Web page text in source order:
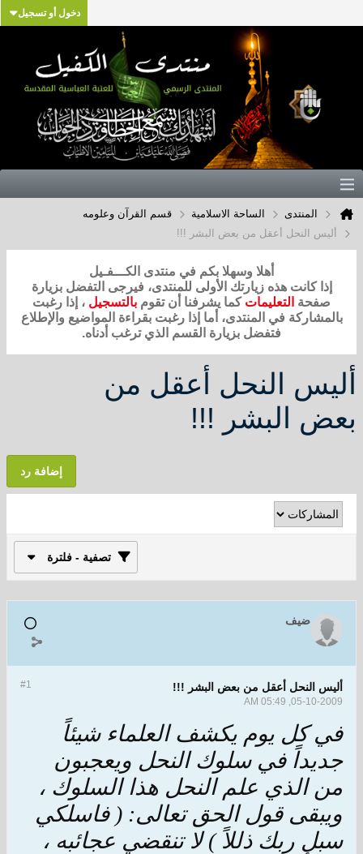
دخول أو تسجيل
المنتدى الساحة الاسلامية
قسم القرآن وعلومه
أليس النحل أعقل من بعض البشر !!!
أهلا وسهلا بكم في منتدى الكـــفـيل
إذا كانت هذه زيارتك الأولى للمنتدى، فيرجى التفضل بزيارة
صفحة التعليمات كما يشرفنا أن تقوم بالتسجيل ، إذا رغبت
بالمشاركة في المنتدى، أما إذا رغبت بقراءة المواضيع والإطلاع
فتفضل بزيارة القسم الذي ترغب أدناه.
أليس النحل أعقل من
بعض البشر !!!
إضافة رد
تصفية - فلترة
ضيف
#1 أليس النحل أعقل من بعض البشر !!!
05-10-2009, 05:49 AM
في كل يوم يكشف العلماء شيئاً
جديداً في سلوك النحل ويعجبون
من الذي علم النحل هذا السلوك ،
ويبقى قول الحق تعالى: ( فاسلكي
سبل ربك ذللاً ) لا تنقضي عجائبه ،